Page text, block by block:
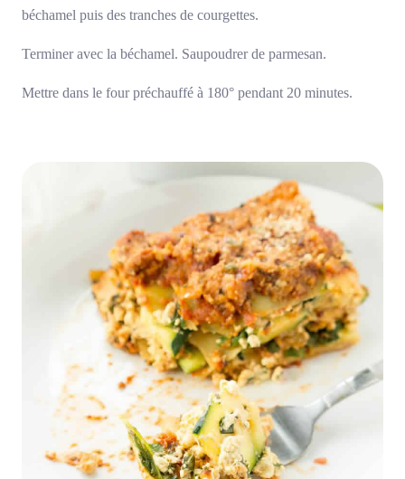
béchamel puis des tranches de courgettes.
Terminer avec la béchamel. Saupoudrer de parmesan.
Mettre dans le four préchauffé à 180° pendant 20 minutes.